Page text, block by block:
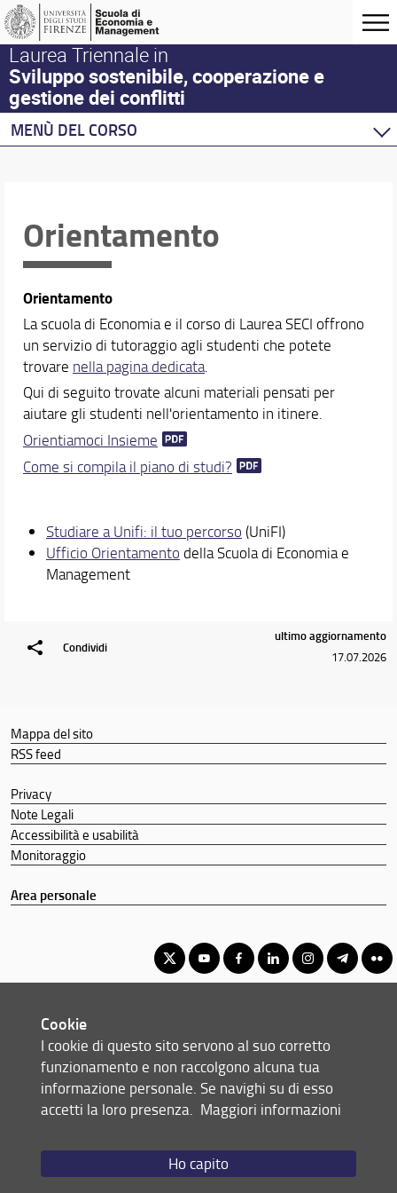
Laurea Triennale in
Sviluppo sostenibile, cooperazione e
gestione dei conflitti
MENÙ DEL CORSO
Insegnamenti e offerta formativa
Orientamento
Conoscenze linguistiche
Conoscenze informatiche
Mobilità internazionale
Altri link utili
Tutor SECI
Unifi Include
Docenti
Assicurazione della Qualità
Orientamento
Orientamento
La scuola di Economia e il corso di Laurea SECI offrono
un servizio di tutoraggio agli studenti che potete
trovare nella pagina dedicata.
Qui di seguito trovate alcuni materiali pensati per
aiutare gli studenti nell'orientamento in itinere.
Orientiamoci Insieme
Come si compila il piano di studi?
Studiare a Unifi: il tuo percorso (UniFI)
Ufficio Orientamento della Scuola di Economia e
Management
Condividi
ultimo aggiornamento
17.07.2026
Mappa del sito
RSS feed
Privacy
Note Legali
Accessibilità e usabilità
Monitoraggio
Area personale
© Copyright 2012-2026 Università degli Studi di Firenze UNIFI
P.IVA/Cod.Fis 01279680480
Via delle Pandette, 32 - 50127 Firenze (FI)
Email:
Cookie
I cookie di questo sito servono al suo corretto
funzionamento e non raccolgono alcuna tua
informazione personale. Se navighi su di esso
accetti la loro presenza. Maggiori informazioni
Ho capito